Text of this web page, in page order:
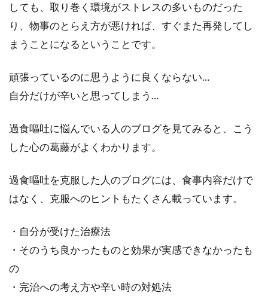
しても、取り巻く環境がストレスの多いものだった
り、物事のとらえ方が悪ければ、すぐまた再発してし
まうことになるということです。
頑張っているのに思うように良くならない…
自分だけが辛いと思ってしまう…
過食嘔吐に悩んでいる人のブログを見てみると、こう
した心の葛藤がよくわかります。
過食嘔吐を克服した人のブログには、食事内容だけで
はなく、克服へのヒントもたくさん載っています。
・自分が受けた治療法
・そのうち良かったものと効果が実感できなかったも
の
・完治への考え方や辛い時の対処法